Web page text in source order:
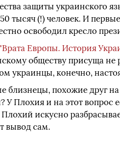
защиты украинского
тысяч (!) человек. И
освободил кресло
"Врата Европы. История
обществу присуща не
украинцы, конечно,
близнецы, похожие друг
У Плохия и на этот вопрос
искусно
вывод сам.